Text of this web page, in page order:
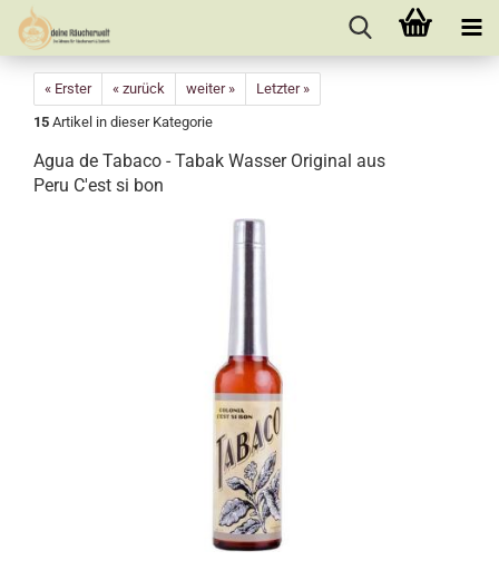
« Erster « zurück weiter »
Letzter »
15 Artikel in dieser Kategorie
Agua de Tabaco - Tabak Wasser Original aus
Peru C'est si bon